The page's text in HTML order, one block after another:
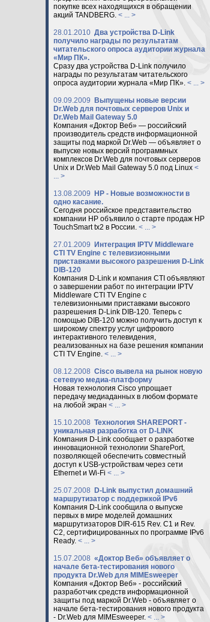
покупке всех находящихся в обращении
акций TANDBERG. < ... >
28.01.2010 Два устройства D-Link
получило награды по результатам
читательского опроса аудитории журнала
«Мир ПК».
Сразу два устройства D-Link получило
награды по результатам читательского
опроса аудитории журнала «Мир ПК». < ... >
09.09.2009
Выпущены новые версии
Dr.Web для почтовых серверов Unix и
Dr.Web Mail Gateway 5.0
Компания «Доктор Веб» — российский
производитель средств информационной
защиты под маркой Dr.Web — объявляет о
выпуске новых версий программных
комплексов Dr.Web для почтовых серверов
Unix и Dr.Web Mail Gateway 5.0 под Linux <
... >
13.08.2009
HP - Новые возможности в
одно касание.
Сегодня российское представительство
компании НР объявило о старте продаж HP
TouchSmart tx2 в России. < ... >
27.01.2009
Интеграция IPTV Middleware
CTI TV Engine с телевизионными
приставками высокого разрешения D-Link
DIB-120
Компания D-Link и компания CTI объявляют
о завершении работ по интеграции IPTV
Middleware CTI TV Engine с
телевизионными приставками высокого
разрешения D-Link DIB-120. Теперь с
помощью DIB-120 можно получить доступ к
широкому спектру услуг цифрового
интерактивного телевидения,
реализованных на базе решения компании
CTI TV Engine. < ... >
08.12.2008 Cisco вывела на рынок новую
сетевую медиа-платформу
Новая технология Cisco упрощает
передачу медиаданных в любом формате
на любой экран < ... >
15.10.2008 Технология SHAREPORT -
уникальная разработка от D-LINK
Компания D-Link сообщает о разработке
инновационной технологии SharePort,
позволяющей обеспечить совместный
доступ к USB-устройствам через сети
Ethernet и Wi-Fi < ... >
25.07.2008
D-Link выпустил домашний
маршрутизатор с поддержкой IPv6
Компания D-Link сообщила о выпуске
первых в мире моделей домашних
маршрутизаторов DIR-615 Rev. C1 и Rev.
C2, сертифицированных по программе IPv6
Ready. < ... >
15.07.2008 «Доктор Веб» объявляет о
начале бета-тестирования нового
продукта Dr.Web для MIMEsweeper
Компания «Доктор Веб» - российский
разработчик средств информационной
защиты под маркой Dr.Web - объявляет о
начале бета-тестирования нового продукта
- Dr.Web для MIMEsweeper. < ... >